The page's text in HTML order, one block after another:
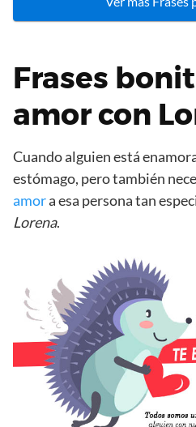
Frases
amor con
Cuando alguien está
estómago, pero también
amora esa persona tan
Lorena.